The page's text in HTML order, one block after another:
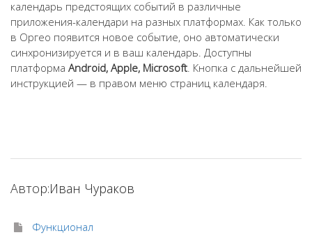
календарь предстоящих событий в различные
приложения-календари на разных платформах. Как только
в Оргео появится новое событие, оно автоматически
синхронизируется и в ваш календарь. Доступны
платформа Android, Apple, Microsoft. Кнопка с дальнейшей
инструкцией — в правом меню страниц календаря.
Автор:Иван Чураков
Функционал